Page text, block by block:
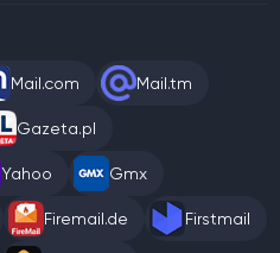
Mail.com Mail.tm
Gazeta.pl
Yahoo Gmx
Firemail.de Firstmail